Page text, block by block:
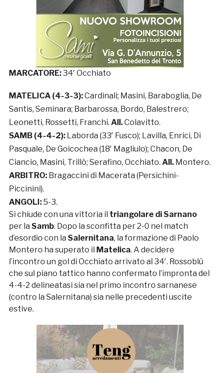
MARCATORE:34′ Occhiato
MATELICA (4-3-3):Cardinali; Masini, Baraboglia, De
Santis, Seminara; Barbarossa, Bordo, Balestrero;
Leonetti, Rossetti, Franchi. All.Colavitto.
SAMB (4-4-2):Laborda (33′ Fusco); Lavilla, Enrici, Di
Pasquale, De Goicochea (18′ Magliulo); Chacon, De
Ciancio, Masini, Trillò; Serafino, Occhiato. All.Montero.
ARBITRO:Bragaccini di Macerata (Persichini-
Piccinini).
ANGOLI:5-3.
Si chiude con una vittoria il triangolare di Sarnano
per la Samb. Dopo la sconfitta per 2-0 nel match
d’esordio con la Salernitana, la formazione di Paolo
Montero ha superato il Matelica. A decidere
l’incontro un gol di Occhiato arrivato al 34′. Rossoblù
che sul piano tattico hanno confermato l’impronta del
4-4-2 delineatasi sia nel primo incontro sarnanese
(contro la Salernitana) sia nelle precedenti uscite
estive.